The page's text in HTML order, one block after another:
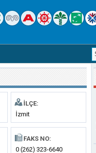
İLÇE:
İzmit
FAKS NO:
0 (262) 323-6640